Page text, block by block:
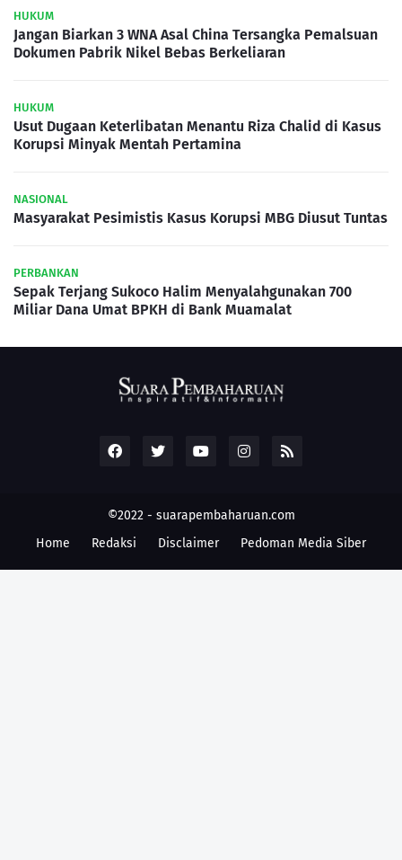
HUKUM
Jangan Biarkan 3 WNA Asal China Tersangka Pemalsuan
Dokumen Pabrik Nikel Bebas Berkeliaran
HUKUM
Usut Dugaan Keterlibatan Menantu Riza Chalid di Kasus
Korupsi Minyak Mentah Pertamina
NASIONAL
Masyarakat Pesimistis Kasus Korupsi MBG Diusut Tuntas
PERBANKAN
Sepak Terjang Sukoco Halim Menyalahgunakan 700
Miliar Dana Umat BPKH di Bank Muamalat
©2022 - suarapembaharuan.com
Home
Redaksi Disclaimer Pedoman Media Siber